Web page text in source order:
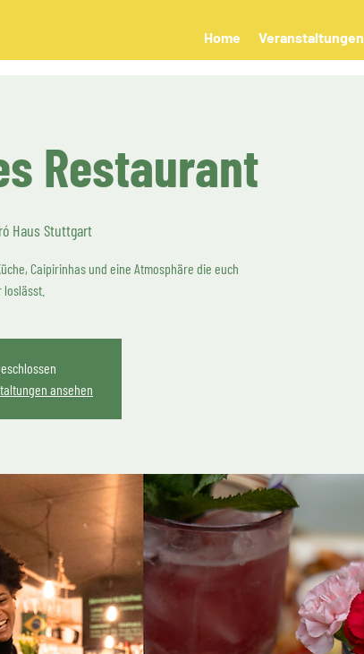
Home Veranstaltungen
Restaurant
Haus Stuttgart
Caipirinhas und eine Atmosphäre die euch
ansehen